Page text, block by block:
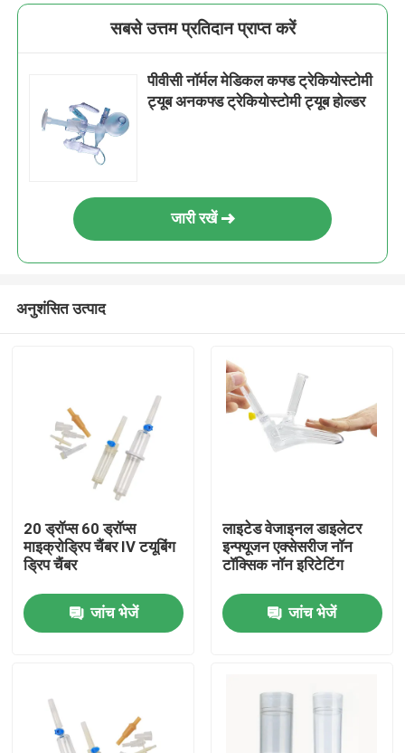
होम
हमारे बारे में
सबसे उत्तम प्रतिदान प्राप्त करें
पीवीसी नॉर्मल मेडिकल कफ्ड ट्रेकियोस्टोमी
ट्यूब अनकफ्ड ट्रेकियोस्टोमी ट्यूब होल्डर
जारी रखें
अनुशंसित उत्पाद
20 ड्रॉप्स 60 ड्रॉप्स
माइक्रोड्रिप चैंबर IV टयूबिंग
ड्रिप चैंबर
जांच भेजें
लाइटेड वेजाइनल डाइलेटर
इन्फ्यूजन एक्सेसरीज नॉन
टॉक्सिक नॉन इरिटेटिंग
जांच भेजें